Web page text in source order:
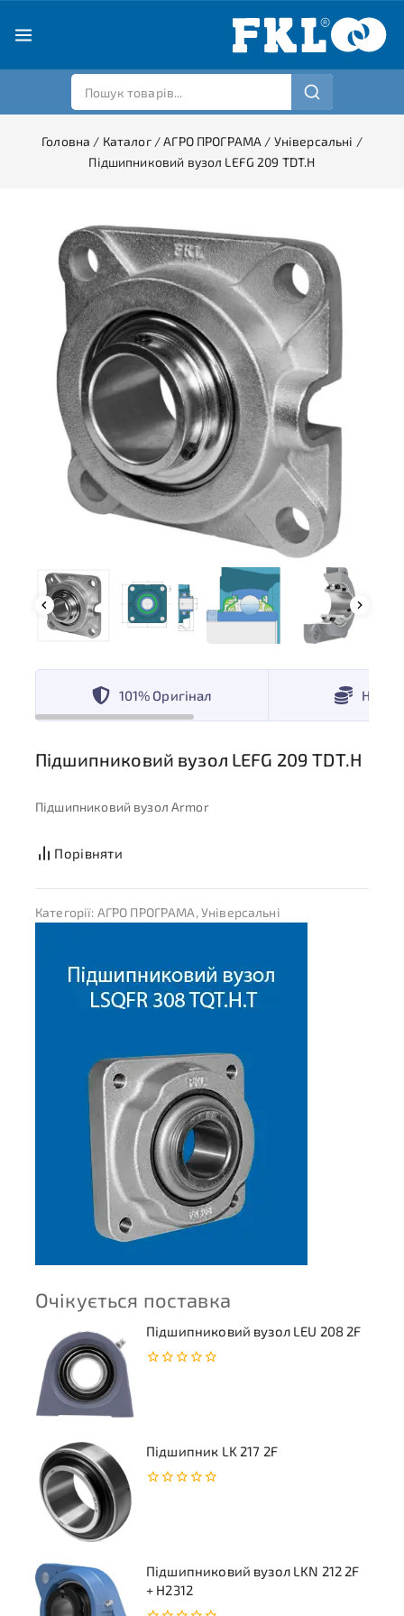
Головна / Каталог /АГРО ПРОГРАМА / Універсальні /
Підшипниковий вузол LEFG 209 TDT.H
Очікується поставка
Підшипниковий вузол LEU 208 2F
Підшипник LK 217 2F
Підшипниковий вузол LKN 212 2F
+ H2312
101% Оригінал
Підшипниковий вузол LEFG 209 TDT.H
Підшипниковий вузол Armor
Порівняти
Категорії: АГРО ПРОГРАМА, Універсальні